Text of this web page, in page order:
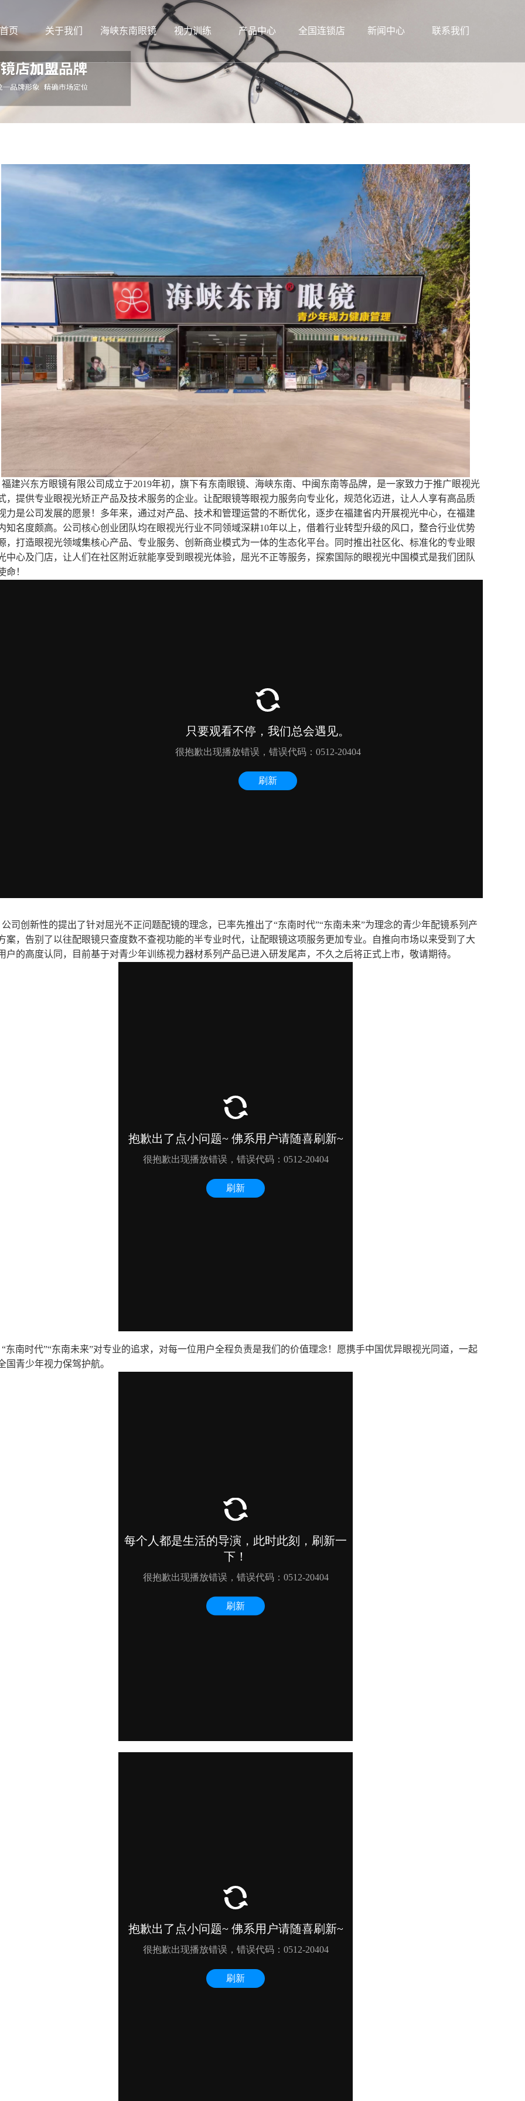
页 关于我们 海峡东南眼镜 视力训练 产品中心 全国连锁店 新闻中心 联系我们
福建兴东方眼镜有限公司成立于2019年初，旗下有东南眼镜、海峡东南、中闽东南等品牌，是一家致力于推广眼视光
，提供专业眼视光矫正产品及技术服务的企业。让配眼镜等眼视力服务向专业化，规范化迈进，让人人享有高品质
力是公司发展的愿景！多年来，通过对产品、技术和管理运营的不断优化，逐步在福建省内开展视光中心，在福建
知名度颇高。公司核心创业团队均在眼视光行业不同领域深耕10年以上，借着行业转型升级的风口，整合行业优势
，打造眼视光领域集核心产品、专业服务、创新商业模式为一体的生态化平台。同时推出社区化、标准化的专业眼
中心及门店，让人们在社区附近就能享受到眼视光体验，屈光不正等服务，探索国际的眼视光中国模式是我们团队
命！
公司创新性的提出了针对屈光不正问题配镜的理念，已率先推出了“东南时代”“东南未来”为理念的青少年配镜系列产
案，告别了以往配眼镜只查度数不查视功能的半专业时代，让配眼镜这项服务更加专业。自推向市场以来受到了大
户的高度认同，目前基于对青少年训练视力器材系列产品已进入研发尾声，不久之后将正式上市，敬请期待。
“东南时代”“东南未来”对专业的追求，对每一位用户全程负责是我们的价值理念！愿携手中国优异眼视光同道，一起
国青少年视力保驾护航。